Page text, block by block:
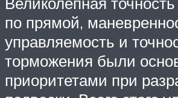
по прямой,
управляемость и
торможения были
приоритетами при